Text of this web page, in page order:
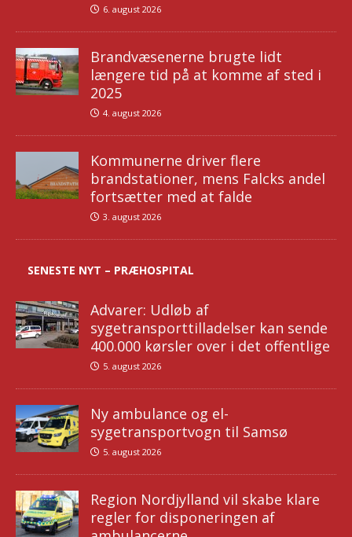
6. august 2026
Brandvæsenerne brugte lidt
længere tid på at komme af sted i
2025
4. august 2026
Kommunerne driver flere
brandstationer, mens Falcks andel
fortsætter med at falde
3. august 2026
SENESTE NYT – PRÆHOSPITAL
Advarer: Udløb af
sygetransporttilladelser kan sende
400.000 kørsler over i det offentlige
5. august 2026
Ny ambulance og el-
sygetransportvogn til Samsø
5. august 2026
Region Nordjylland vil skabe klare
regler for disponeringen af